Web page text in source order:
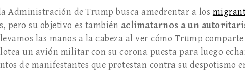
Administración de Trump busca amedrentar a los
pero su objetivo es también aclimatarnos a un
las manos a la cabeza al ver cómo Trump
un avión militar con su corona puesta para luego
de manifestantes que protestan contra su despotismo